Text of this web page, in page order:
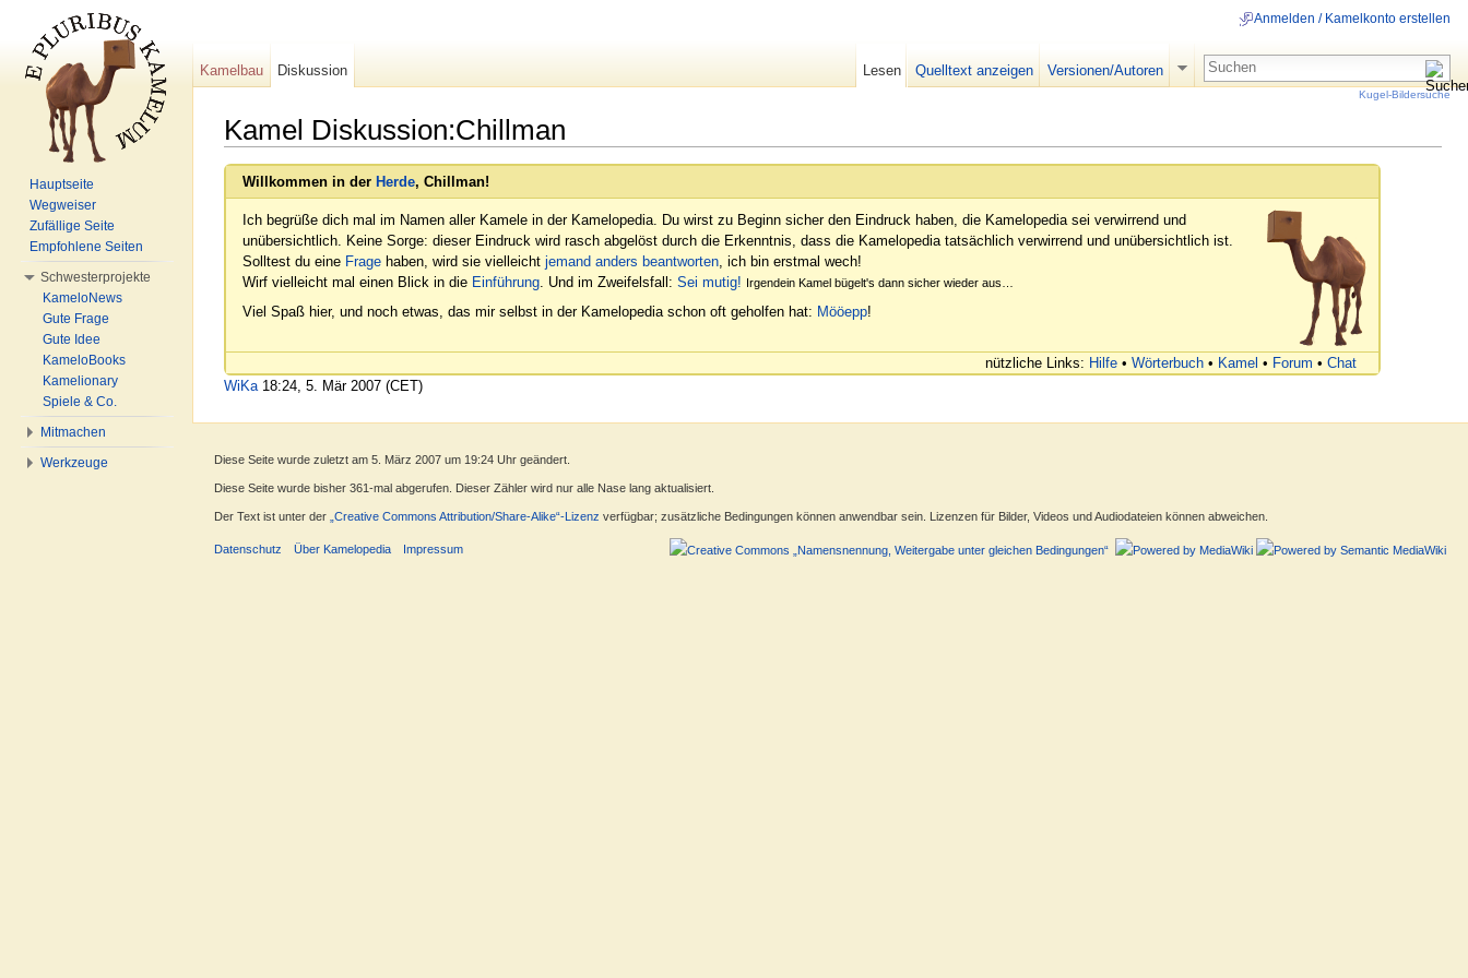
Kamel Diskussion:Chillman
Willkommen in der Herde, Chillman!
Ich begrüße dich mal im Namen aller Kamele in der Kamelopedia. Du wirst zu Beginn sicher den Eindruck haben, die Kamelopedia sei verwirrend und
unübersichtlich. Keine Sorge: dieser Eindruck wird rasch abgelöst durch die Erkenntnis, dass die Kamelopedia tatsächlich verwirrend und unübersichtlich ist.
Solltest du eine Frage haben, wird sie vielleicht jemand anders beantworten, ich bin erstmal wech!
Wirf vielleicht mal einen Blick in die Einführung. Und im Zweifelsfall: Sei mutig! Irgendein Kamel bügelt's dann sicher wieder aus…
Viel Spaß hier, und noch etwas, das mir selbst in der Kamelopedia schon oft geholfen hat: Mööepp!
nützliche Links: Hilfe • Wörterbuch • Kamel • Forum • Chat
WiKa18:24, 5. Mär 2007 (CET)
Anmelden / Kamelkonto erstellen
Kamelbau Diskussion Lesen Quelltext anzeigen Versionen/Autoren
Kugel-Bildersuche
Hauptseite
Wegweiser
Zufällige Seite
Empfohlene Seiten
Schwesterprojekte
KameloNews
Gute Frage
Gute Idee
KameloBooks
Kamelionary
Spiele & Co.
Mitmachen
Werkzeuge
Diese Seite wurde zuletzt am 5. März 2007 um 19:24 Uhr geändert.
Diese Seite wurde bisher 361-mal abgerufen. Dieser Zähler wird nur alle Nase lang aktualisiert.
Der Text ist unter der „Creative Commons Attribution/Share-Alike“-Lizenz verfügbar; zusätzliche Bedingungen können anwendbar sein. Lizenzen für Bilder, Videos und Audiodateien können abweichen.
Datenschutz Über Kamelopedia Impressum